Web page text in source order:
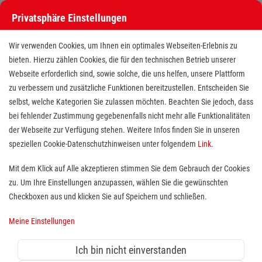
Stellenangebote bei den Maltesern
Stellenangebote bei den Maltesern
Finde deutschlandweit offene Stellen bei einem der größten
Arbeitgeber im Gesundheits- und Sozialwesen in Vollzeit,
Teilzeit, als Minijob, Trainee oder FSJ!
Suche
Jobs suchen
Privatsphäre Einstellungen
Wir verwenden Cookies, um Ihnen ein optimales Webseiten-Erlebnis zu
bieten. Hierzu zählen Cookies, die für den technischen Betrieb unserer
Webseite erforderlich sind, sowie solche, die uns helfen, unsere Plattform
zu verbessern und zusätzliche Funktionen bereitzustellen. Entscheiden Sie
selbst, welche Kategorien Sie zulassen möchten. Beachten Sie jedoch, dass
bei fehlender Zustimmung gegebenenfalls nicht mehr alle Funktionalitäten
der Webseite zur Verfügung stehen. Weitere Infos finden Sie in unseren
speziellen Cookie-Datenschutzhinweisen unter folgendem Link.
Mit dem Klick auf Alle akzeptieren stimmen Sie dem Gebrauch der Cookies
zu. Um Ihre Einstellungen anzupassen, wählen Sie die gewünschten
Checkboxen aus und klicken Sie auf Speichern und schließen.
Meine Einstellungen
Ich bin nicht einverstanden